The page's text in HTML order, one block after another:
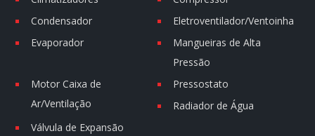
Condensador
Eletroventilador/Ventoinha
Evaporador
Mangueiras de Alta
Pressão
Motor Caixa de
Ar/Ventilação
Pressostato
Radiador de Água
Válvula de Expansão